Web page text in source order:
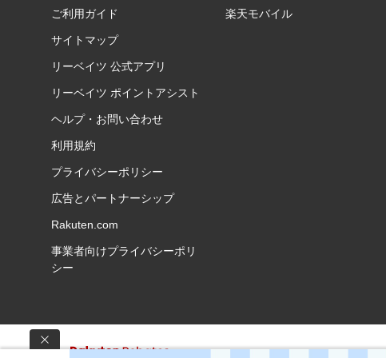
ご利用ガイド
サイトマップ
リーベイツ 公式アプリ
リーベイツ ポイントアシスト
ヘルプ・お問い合わせ
利用規約
プライバシーポリシー
広告とパートナーシップ
Rakuten.com
事業者向けプライバシーポリ
シー
楽天モバイル